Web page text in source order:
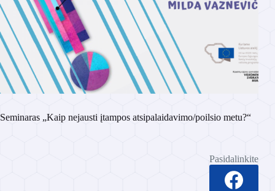
Seminaras „Kaip nejausti įtampos atsipalaidavimo/poilsio metu?“
Pasidalinkite